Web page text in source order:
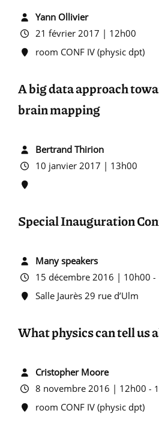
Yann Ollivier
21 février 2017 | 12h00
room CONF IV (physic dpt)
A big data approach
brain mapping
Bertrand Thirion
10 janvier 2017 | 13h00
Special Inauguration
Many speakers
15 décembre 2016 | 10h00 -
Salle Jaurès 29 rue d’Ulm
What physics can tell us
Cristopher Moore
8 novembre 2016 | 12h00 -
room CONF IV (physic dpt)